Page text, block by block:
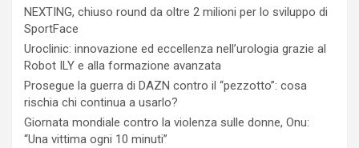
NEXTING, chiuso round da oltre 2 milioni per lo sviluppo di
SportFace
Uroclinic: innovazione ed eccellenza nell’urologia grazie al
Robot ILY e alla formazione avanzata
Prosegue la guerra di DAZN contro il “pezzotto”: cosa
rischia chi continua a usarlo?
Giornata mondiale contro la violenza sulle donne, Onu:
“Una vittima ogni 10 minuti”